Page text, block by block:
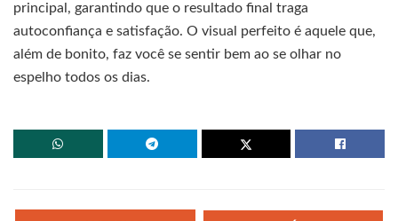
principal, garantindo que o resultado final traga
autoconfiança e satisfação. O visual perfeito é aquele que,
além de bonito, faz você se sentir bem ao se olhar no
espelho todos os dias.